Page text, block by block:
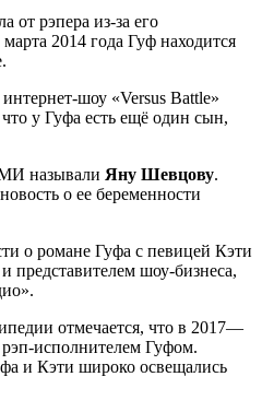
от рэпера из-за его
2014 года Гуф находится
шоу «Versus Battle»
у Гуфа есть ещё один сын,
называли Яну Шевцову.
новость о ее беременности
о романе Гуфа с певицей Кэти
представителем шоу-бизнеса,
отмечается, что в 2017—
рэп-исполнителем Гуфом.
и Кэти широко освещались